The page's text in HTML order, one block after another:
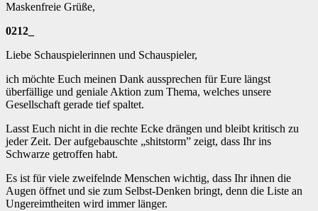
Maskenfreie Grüße,
0212_
Liebe Schauspielerinnen und Schauspieler,
ich möchte Euch meinen Dank aussprechen für Eure längst
überfällige und geniale Aktion zum Thema, welches unsere
Gesellschaft gerade tief spaltet.
Lasst Euch nicht in die rechte Ecke drängen und bleibt kritisch zu
jeder Zeit. Der aufgebauschte „shitstorm” zeigt, dass Ihr ins
Schwarze getroffen habt.
Es ist für viele zweifelnde Menschen wichtig, dass Ihr ihnen die
Augen öffnet und sie zum Selbst-Denken bringt, denn die Liste an
Ungereimtheiten wird immer länger.